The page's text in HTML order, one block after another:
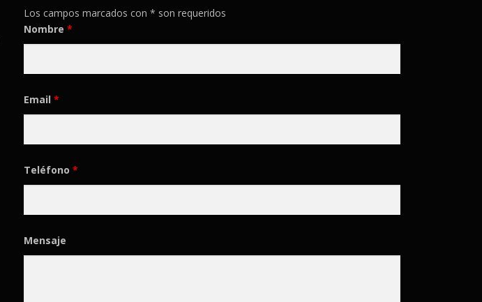
Los campos marcados con * son requeridos
Nombre *
Email *
Teléfono *
Mensaje